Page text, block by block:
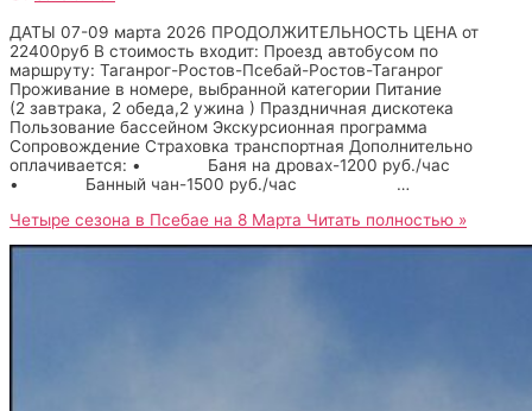
ДАТЫ 07-09 марта 2026 ПРОДОЛЖИТЕЛЬНОСТЬ ЦЕНА от
22400руб В стоимость входит: Проезд автобусом по
маршруту: Таганрог-Ростов-Псебай-Ростов-Таганрог
Проживание в номере, выбранной категории Питание
(2 завтрака, 2 обеда,2 ужина ) Праздничная дискотека
Пользование бассейном Экскурсионная программа
Сопровождение Страховка транспортная Дополнительно
оплачивается: • Баня на дровах-1200 руб./час
• Банный чан-1500 руб./час …
Четыре сезона в Псебае на 8 Марта Читать полностью »